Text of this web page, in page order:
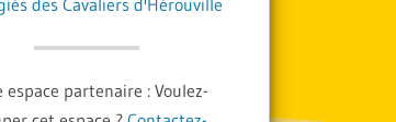
espace partenaire : Voulez-